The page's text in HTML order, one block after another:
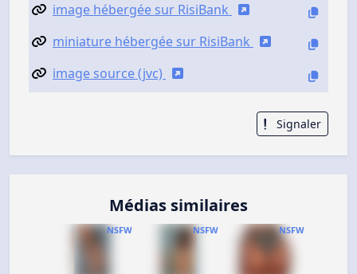
image hébergée sur RisiBank
miniature hébergée sur RisiBank
image source (jvc)
Signaler
Médias similaires
NSFW NSFW NSFW